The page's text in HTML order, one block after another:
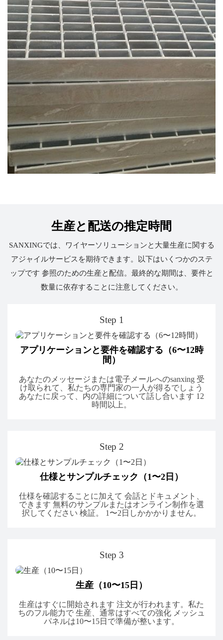
生産と配送の推定時間
SANXINGでは、ワイヤーソリューションと大量生産に関する
アジャイルサービスを期待できます。以下はいくつかのステ
ップです 参照のための生産と配信。最終的な期間は、要件と
数量に依存することに注意してください。
Step 1
アプリケーションと要件を確認する（6〜12時
間）
あなたのメッセージまたは電子メールへのsanxing 受
け取られて、私たちの専門家の一人が得るでしょう
あなたに戻って、内の詳細について話し合います 12
時間以上。
Step 2
仕様とサンプルチェック（1〜2日）
仕様を確認することに加えて 会話とドキュメント、
できます 無料のサンプルまたはオンライン制作を選
択してください 検証。 1〜2日しかかかりません。
Step 3
生産（10〜15日）
生産はすぐに開始されます 注文が行われます。私た
ちのフル能力で 生産、通常はすべての強化 メッシュ
パネルは10〜15日で準備が整います。